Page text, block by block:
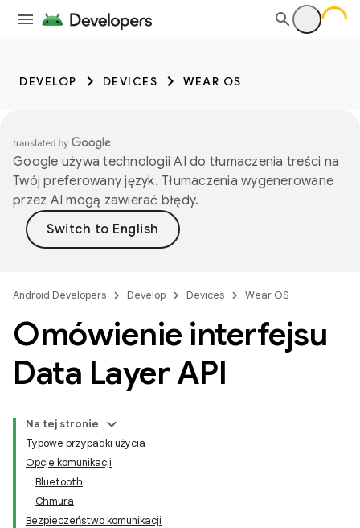
DEVELOP DEVICES WEAR OS
Google używa technologii AI do tłumaczenia treści na
Twój preferowany język. Tłumaczenia wygenerowane
przez AI mogą zawierać błędy.
Android Developers Develop Devices Wear OS
Omówienie interfejsu
Data Layer API
Na tej stronie
Typowe przypadki użycia
Opcje komunikacji
Bluetooth
Chmura
Bezpieczeństwo komunikacji